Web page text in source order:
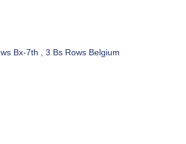
Bx-7th , 3 Bs Rows Belgium